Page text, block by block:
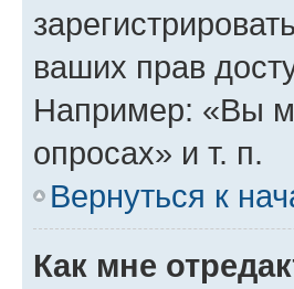
ваших прав
Например: «Вы
опросах» и т. п.
Вернуться к
Как мне